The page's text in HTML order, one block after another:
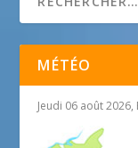
MÉTÉO
Jeudi 06 août